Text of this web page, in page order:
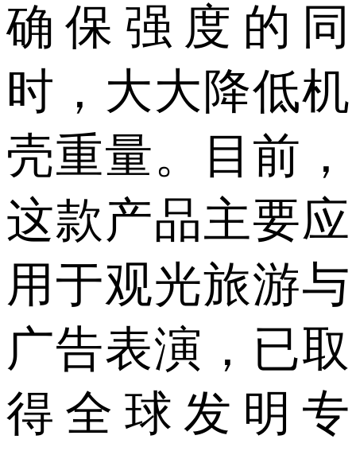
确保强度的同
时，大大降低机
壳重量。目前，
这款产品主要应
用于观光旅游与
广告表演，已取
得全球发明专